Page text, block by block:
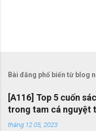
Bài đăng phổ biến từ blog
[A116] Top 5 cuốn
trong tam cá nguyệt
tháng 12 05, 2023